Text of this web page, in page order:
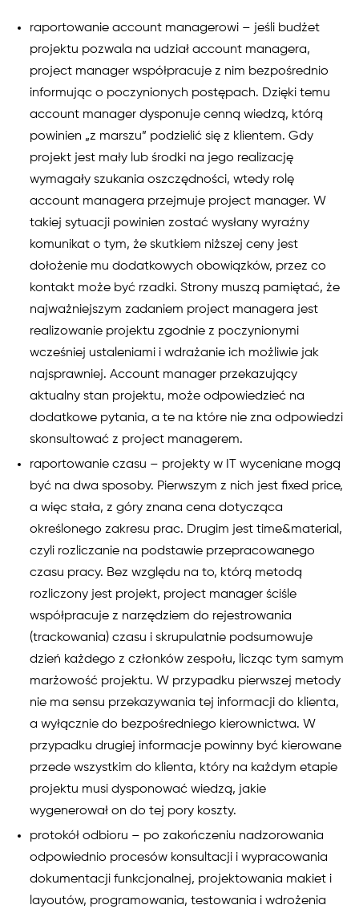
raportowanie account managerowi – jeśli budżet
projektu pozwala na udział account managera,
project manager współpracuje z nim bezpośrednio
informując o poczynionych postępach. Dzięki temu
account manager dysponuje cenną wiedzą, którą
powinien „z marszu” podzielić się z klientem. Gdy
projekt jest mały lub środki na jego realizację
wymagały szukania oszczędności, wtedy rolę
account managera przejmuje project manager. W
takiej sytuacji powinien zostać wysłany wyraźny
komunikat o tym, że skutkiem niższej ceny jest
dołożenie mu dodatkowych obowiązków, przez co
kontakt może być rzadki. Strony muszą pamiętać, że
najważniejszym zadaniem project managera jest
realizowanie projektu zgodnie z poczynionymi
wcześniej ustaleniami i wdrażanie ich możliwie jak
najsprawniej. Account manager przekazujący
aktualny stan projektu, może odpowiedzieć na
dodatkowe pytania, a te na które nie zna odpowiedzi
skonsultować z project managerem.
raportowanie czasu – projekty w IT wyceniane mogą
być na dwa sposoby. Pierwszym z nich jest fixed price,
a więc stała, z góry znana cena dotycząca
określonego zakresu prac. Drugim jest time&material,
czyli rozliczanie na podstawie przepracowanego
czasu pracy. Bez względu na to, którą metodą
rozliczony jest projekt, project manager ściśle
współpracuje z narzędziem do rejestrowania
(trackowania) czasu i skrupulatnie podsumowuje
dzień każdego z członków zespołu, licząc tym samym
marżowość projektu. W przypadku pierwszej metody
nie ma sensu przekazywania tej informacji do klienta,
a wyłącznie do bezpośredniego kierownictwa. W
przypadku drugiej informacje powinny być kierowane
przede wszystkim do klienta, który na każdym etapie
projektu musi dysponować wiedzą, jakie
wygenerował on do tej pory koszty.
protokół odbioru – po zakończeniu nadzorowania
odpowiednio procesów konsultacji i wypracowania
dokumentacji funkcjonalnej, projektowania makiet i
layoutów, programowania, testowania i wdrożenia